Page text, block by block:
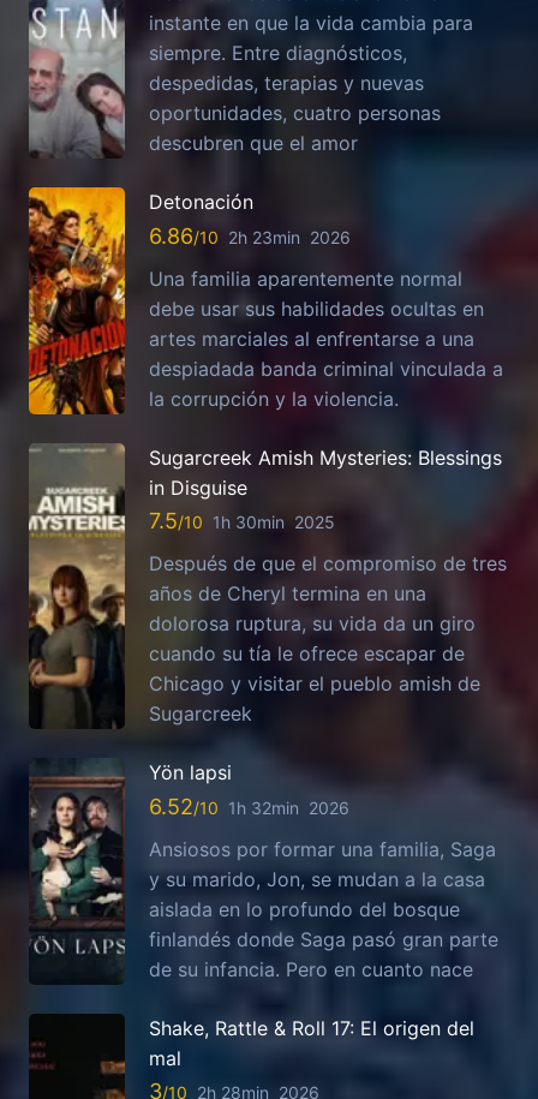
instante en que la vida cambia para
siempre. Entre diagnósticos,
despedidas, terapias y nuevas
oportunidades, cuatro personas
descubren que el amor
Detonación
6.86 2h 23min 2026
Una familia aparentemente normal
debe usar sus habilidades ocultas en
artes marciales al enfrentarse a una
despiadada banda criminal vinculada a
la corrupción y la violencia.
Sugarcreek Amish Mysteries: Blessings
in Disguise
7.5 1h 30min 2025
Después de que el compromiso de tres
años de Cheryl termina en una
dolorosa ruptura, su vida da un giro
cuando su tía le ofrece escapar de
Chicago y visitar el pueblo amish de
Sugarcreek
Yön lapsi
6.52 1h 32min 2026
Ansiosos por formar una familia, Saga
y su marido, Jon, se mudan a la casa
aislada en lo profundo del bosque
finlandés donde Saga pasó gran parte
de su infancia. Pero en cuanto nace
Shake, Rattle & Roll 17: El origen del
mal
3 2h 28min 2026